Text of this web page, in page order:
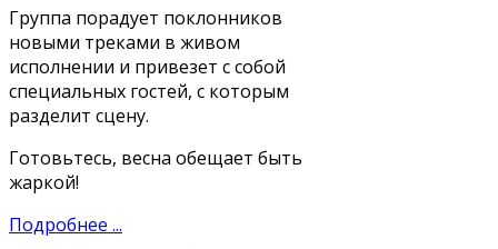
Группа порадует поклонников
новыми треками в живом
исполнении и привезет с собой
специальных гостей, с которым
разделит сцену.
Готовьтесь, весна обещает быть
жаркой!
Подробнее ...